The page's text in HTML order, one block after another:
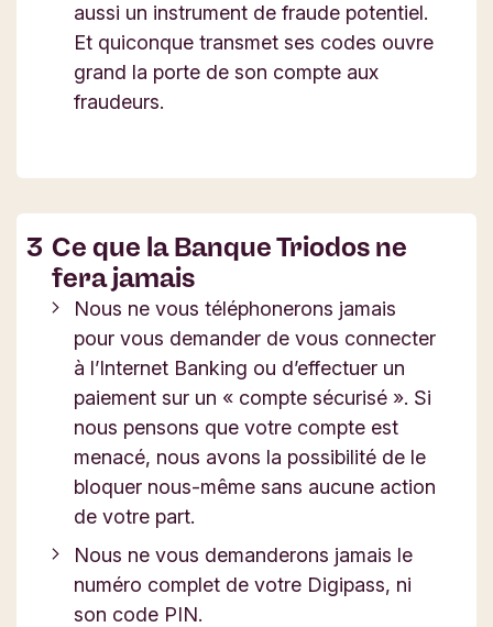
aussi un instrument de fraude potentiel.
Et quiconque transmet ses codes ouvre
grand la porte de son compte aux
fraudeurs.
Ce que la Banque Triodos ne
fera jamais
Nous ne vous téléphonerons jamais
pour vous demander de vous connecter
à l’Internet Banking ou d’effectuer un
paiement sur un « compte sécurisé ». Si
nous pensons que votre compte est
menacé, nous avons la possibilité de le
bloquer nous-même sans aucune action
de votre part.
Nous ne vous demanderons jamais le
numéro complet de votre Digipass, ni
son code PIN.